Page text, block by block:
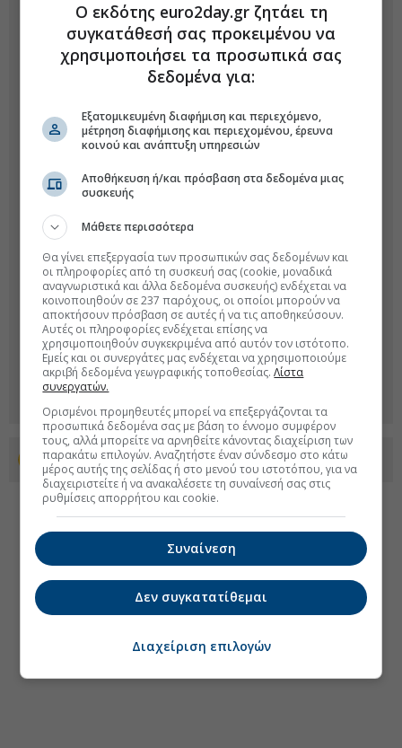
Προσθέστε το euro2day.gr στο Discover
Ο εκδότης euro2day.gr ζητάει τη
συγκατάθεσή σας προκειμένου να
χρησιμοποιήσει τα προσωπικά σας
δεδομένα για:
Εξατομικευμένη διαφήμιση και περιεχόμενο,
μέτρηση διαφήμισης και περιεχομένου, έρευνα
κοινού και ανάπτυξη υπηρεσιών
Αποθήκευση ή/και πρόσβαση στα δεδομένα μιας
συσκευής
Μάθετε περισσότερα
Θα γίνει επεξεργασία των προσωπικών σας δεδομένων και
οι πληροφορίες από τη συσκευή σας (cookie, μοναδικά
αναγνωριστικά και άλλα δεδομένα συσκευής) ενδέχεται να
κοινοποιηθούν σε 237 παρόχους, οι οποίοι μπορούν να
αποκτήσουν πρόσβαση σε αυτές ή να τις αποθηκεύσουν.
Αυτές οι πληροφορίες ενδέχεται επίσης να
χρησιμοποιηθούν συγκεκριμένα από αυτόν τον ιστότοπο.
Εμείς και οι συνεργάτες μας ενδέχεται να χρησιμοποιούμε
ακριβή δεδομένα γεωγραφικής τοποθεσίας.Λίστα
συνεργατών.
Ορισμένοι προμηθευτές μπορεί να επεξεργάζονται τα
προσωπικά δεδομένα σας με βάση το έννομο συμφέρον
τους, αλλά μπορείτε να αρνηθείτε κάνοντας διαχείριση των
παρακάτω επιλογών. Αναζητήστε έναν σύνδεσμο στο κάτω
μέρος αυτής της σελίδας ή στο μενού του ιστοτόπου, για να
διαχειριστείτε ή να ανακαλέσετε τη συναίνεσή σας στις
ρυθμίσεις απορρήτου και cookie.
Συναίνεση
Δεν συγκατατίθεμαι
Διαχείριση επιλογών